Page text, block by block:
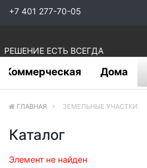
+7 401 277-70-05
РЕШЕНИЕ ЕСТЬ ВСЕГДА
Коммерческая Дома
ГЛАВНАЯ ЗЕМЕЛЬНЫЕ УЧАСТКИ
Каталог
Элемент не найден